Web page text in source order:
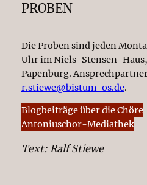
PROBEN
Die Proben sind jeden
Uhr im Niels-Stensen-
Papenburg.
r.stiewe@bistum-os.de.
Blogbeiträge über die Chöre
Antoniuschor-Mediathek
Text: Ralf Stiewe